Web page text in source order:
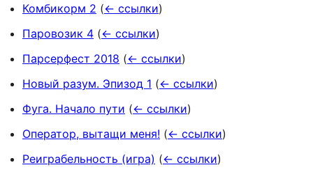
Комбикорм 2 (← ссылки)
Паровозик 4 (← ссылки)
Парсерфест 2018 (← ссылки)
Новый разум. Эпизод 1 (← ссылки)
Фуга. Начало пути (← ссылки)
Оператор, вытащи меня! (← ссылки)
Реиграбельность (игра) (← ссылки)